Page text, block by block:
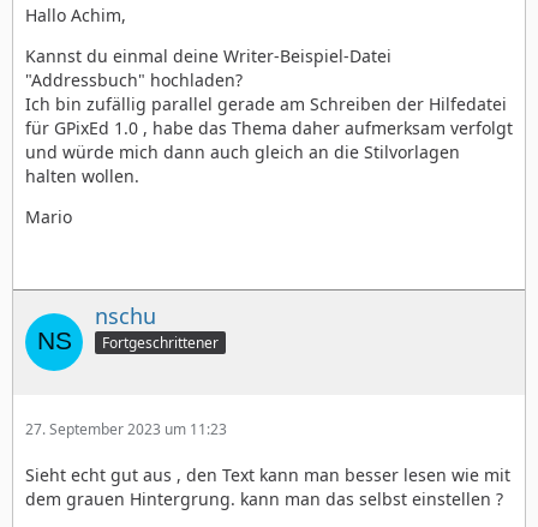
Hallo Achim,
Kannst du einmal deine Writer-Beispiel-Datei
"Addressbuch" hochladen?
Ich bin zufällig parallel gerade am Schreiben der Hilfedatei
für GPixEd 1.0 , habe das Thema daher aufmerksam verfolgt
und würde mich dann auch gleich an die Stilvorlagen
halten wollen.
Mario
nschu
Fortgeschrittener
27. September 2023 um 11:23
Sieht echt gut aus , den Text kann man besser lesen wie mit
dem grauen Hintergrung. kann man das selbst einstellen ?